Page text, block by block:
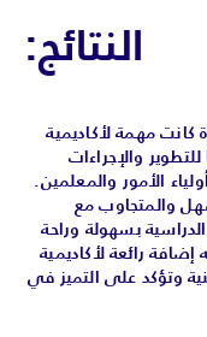
النتائج:
مهمة لأكاديمية
والإجراءات
الأمور والمعلمين.
والمتجاوب مع
بسهولة وراحة
رائعة لأكاديمية
وتؤكد على التميز في